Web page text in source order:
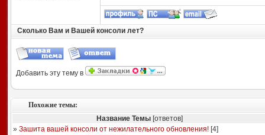
Сколько Вам и Вашей консоли лет?
Добавить эту тему в
Похожие темы:
Название Темы[ответов]
» Зашита вашей консоли от нежилательного обновления![4]